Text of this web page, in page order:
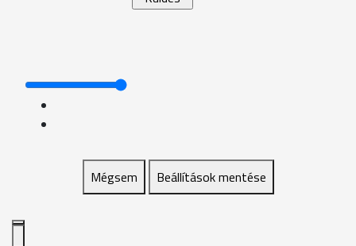
Mégsem Beállítások mentése